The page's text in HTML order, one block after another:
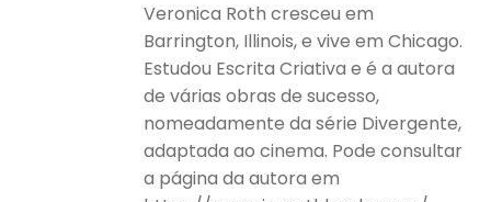
Veronica Roth cresceu em
Barrington, Illinois, e vive em Chicago.
Estudou Escrita Criativa e é a autora
de várias obras de sucesso,
nomeadamente da série Divergente,
adaptada ao cinema. Pode consultar
a página da autora em